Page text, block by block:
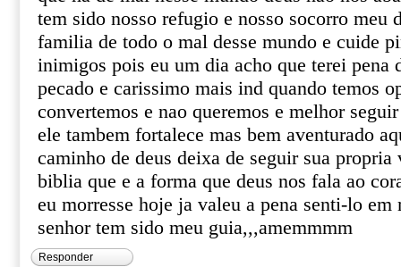
tem sido nosso refugio e nosso socorro meu
familia de todo o mal desse mundo e cuide
inimigos pois eu um dia acho que terei pena
pecado e carissimo mais ind quando temos
convertemos e nao queremos e melhor
ele tambem fortalece mas bem aventurado
caminho de deus deixa de seguir sua propria
biblia que e a forma que deus nos fala ao
eu morresse hoje ja valeu a pena senti-lo
senhor tem sido meu guia,,,amemmmm
Responder